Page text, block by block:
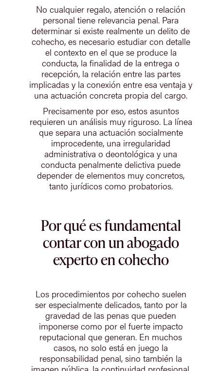
No cualquier regalo, atención o relación
personal tiene relevancia penal. Para
determinar si existe realmente un delito de
cohecho, es necesario estudiar con detalle
el contexto en el que se produce la
conducta, la finalidad de la entrega o
recepción, la relación entre las partes
implicadas y la conexión entre esa ventaja y
una actuación concreta propia del cargo.
Precisamente por eso, estos asuntos
requieren un análisis muy riguroso. La línea
que separa una actuación socialmente
improcedente, una irregularidad
administrativa o deontológica y una
conducta penalmente delictiva puede
depender de elementos muy concretos,
tanto jurídicos como probatorios.
Por qué es fundamental
contar con un abogado
experto en cohecho
Los procedimientos por cohecho suelen
ser especialmente delicados, tanto por la
gravedad de las penas que pueden
imponerse como por el fuerte impacto
reputacional que generan. En muchos
casos, no solo está en juego la
responsabilidad penal, sino también la